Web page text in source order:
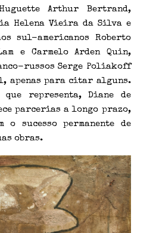
Arthur Bertrand,
Helena Vieira da Silva e
sul-americanos Roberto
e Carmelo Arden Quin,
russos Serge Poliakoff
apenas para citar alguns.
que representa, Diane de
parcerias a longo prazo,
o sucesso permanente de
obras.